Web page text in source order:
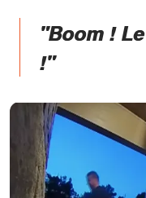
"Boom !
!"